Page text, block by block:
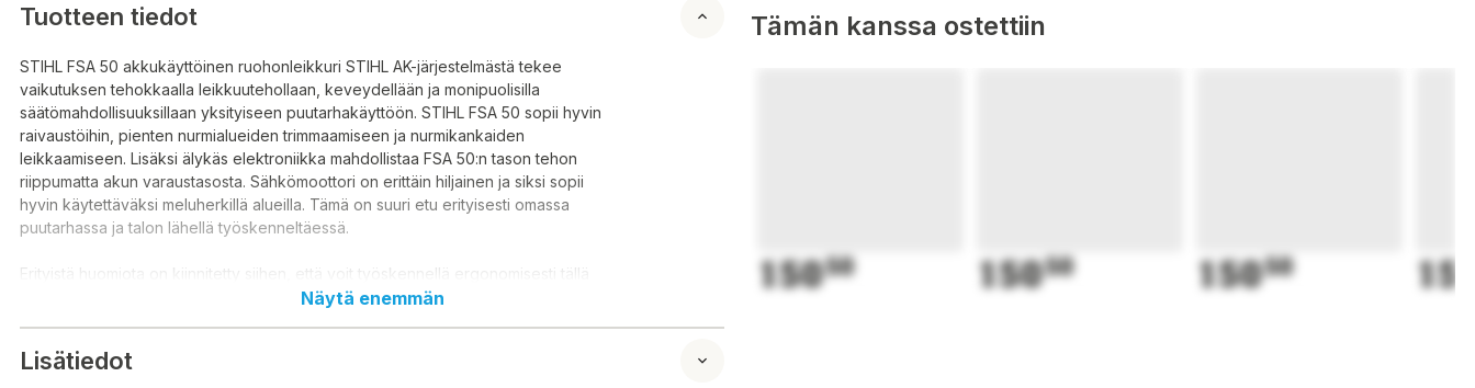
Tuotteen tiedot
STIHL FSA 50 akkukäyttöinen ruohonleikkuri STIHL AK-järjestelmästä tekee
vaikutuksen tehokkaalla leikkuutehollaan, keveydellään ja monipuolisilla
säätömahdollisuuksillaan yksityiseen puutarhakäyttöön. STIHL FSA 50 sopii hyvin
raivaustöihin, pienten nurmialueiden trimmaamiseen ja nurmikankaiden
leikkaamiseen. Lisäksi älykäs elektroniikka mahdollistaa FSA 50:n tason tehon
riippumatta akun varaustasosta. Sähkömoottori on erittäin hiljainen ja siksi sopii
hyvin käytettäväksi meluherkillä alueilla. Tämä on suuri etu erityisesti omassa
puutarhassa ja talon lähellä työskenneltäessä.
Erityistä huomiota on kiinnitetty siihen, että voit työskennellä ergonomisesti tällä
akkukäyttöisellä pensasleikkurilla: varren pituus ja kahva ovat helposti
yksinkertaisella liikkeellä ilman työkaluja. Toinen etu: ylös ja alas käännettävä
Näytä enemmän
Lisätiedot
Tämän kanssa ostettiin
15050 15050 15050